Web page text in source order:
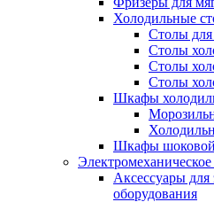
Холодильные
Столы
Столы
Столы
Столы
Шкафы
Шкафы шоковой
Аксессуары для
оборудования